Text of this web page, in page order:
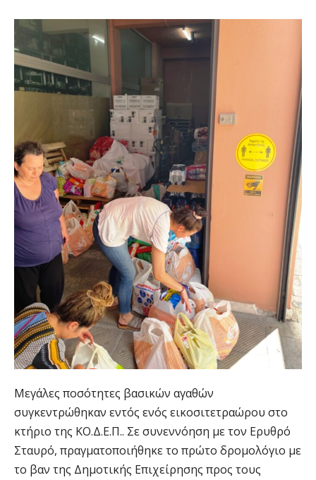
Μεγάλες ποσότητες βασικών αγαθών
συγκεντρώθηκαν εντός ενός εικοσιτετραώρου στο
κτήριο της ΚΟ.Δ.Ε.Π.. Σε συνεννόηση με τον Ερυθρό
Σταυρό, πραγματοποιήθηκε το πρώτο δρομολόγιο με
το βαν της Δημοτικής Επιχείρησης προς τους